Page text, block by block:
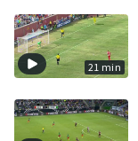
21 min